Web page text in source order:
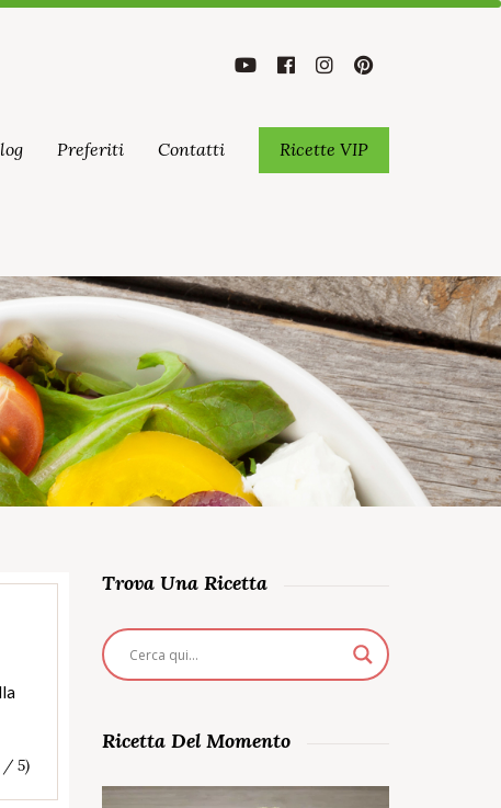
Preferiti Contatti Ricette VIP
/ 5)
Trova Una Ricetta
Ricetta Del Momento